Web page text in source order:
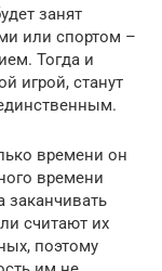
занят
или спортом –
Тогда и
игрой, станут
времени он
времени
заканчивать
считают их
поэтому